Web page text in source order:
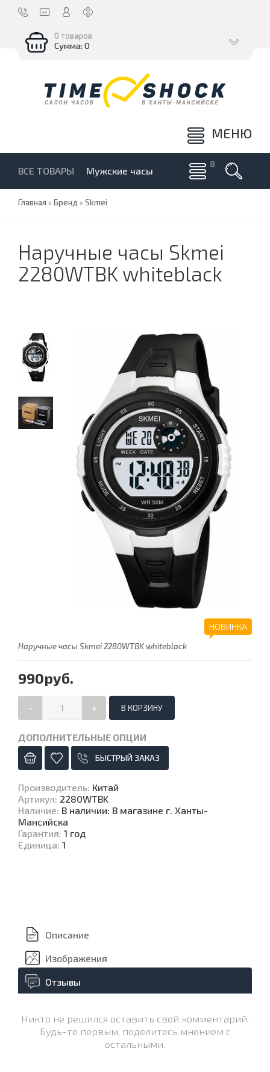
0 товаров
Сумма: 0
МЕНЮ
ВСЕ ТОВАРЫ Мужские часы
Главная »Бренд »Skmei
Наручные часы Skmei
2280WTBK whiteblack
НОВИНКА
Наручные часы Skmei 2280WTBK whiteblack
990руб.
- +
ДОПОЛНИТЕЛЬНЫЕ ОПЦИИ
БЫСТРЫЙ ЗАКАЗ
Производитель: Китай
Артикул: 2280WTBK
Наличие: В наличии: В магазине г. Ханты-
Мансийска
Гарантия: 1 год
Единица: 1
Описание
Изображения
Отзывы
Никто не решился оставить свой комментарий.
Будь-те первым, поделитесь мнением с
остальными.